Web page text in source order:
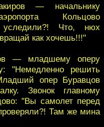
— начальнику
Кольцово
Что, нюх
как хочешь!!!"
— младшему оперу
"Немедленно решить
опер Буравцов
Звонок главному
"Вы самолет перед
Там же мина